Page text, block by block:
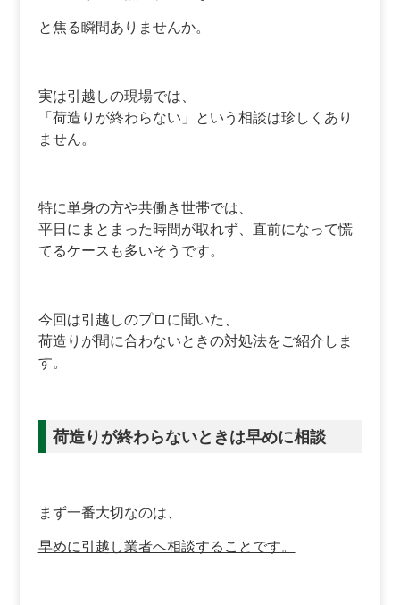
と焦る瞬間ありませんか。
実は引越しの現場では、
「荷造りが終わらない」という相談は珍しくあり
ません。
特に単身の方や共働き世帯では、
平日にまとまった時間が取れず、直前になって慌
てるケースも多いそうです。
今回は引越しのプロに聞いた、
荷造りが間に合わないときの対処法をご紹介しま
す。
荷造りが終わらないときは早めに相談
まず一番大切なのは、
早めに引越し業者へ相談することです。